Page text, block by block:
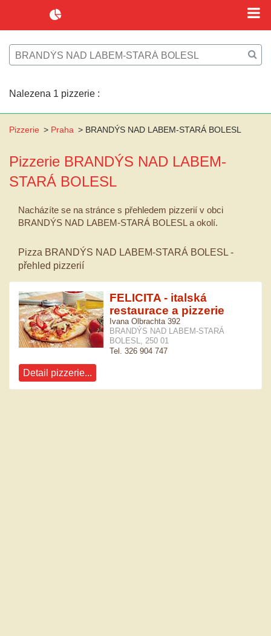
Nalezena 1 pizzerie :
Pizzerie > Praha > BRANDÝS NAD LABEM-STARÁ BOLESL
Pizzerie BRANDÝS NAD LABEM-
STARÁ BOLESL
Nacházíte se na stránce s přehledem pizzerií v obci
BRANDÝS NAD LABEM-STARÁ BOLESL a okolí.
Pizza BRANDÝS NAD LABEM-STARÁ BOLESL -
přehled pizzerií
FELICITA - italská
restaurace a pizzerie
Ivana Olbrachta 392
BRANDÝS NAD LABEM-STARÁ
BOLESL, 250 01
Tel. 326 904 747
Detail pizzerie...